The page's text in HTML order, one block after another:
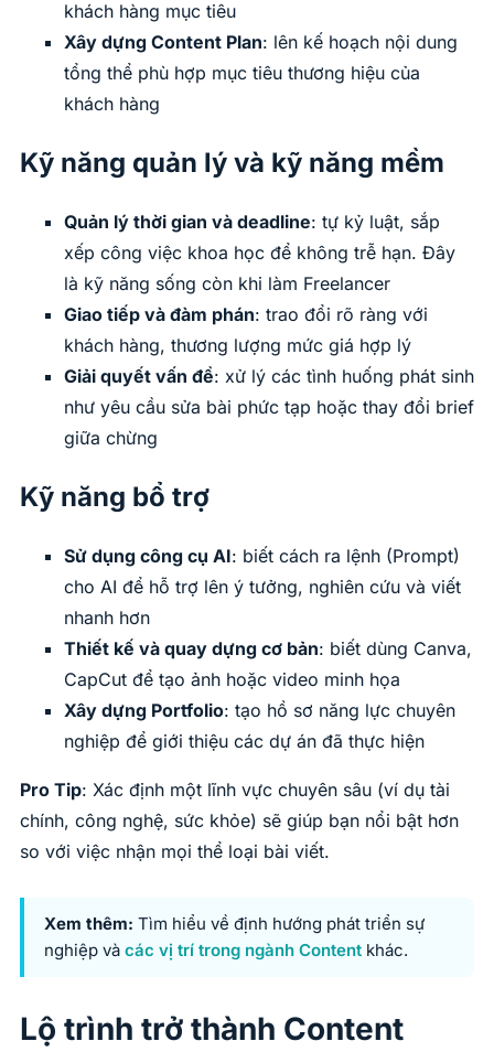
khách hàng mục tiêu
Xây dựng Content Plan: lên kế hoạch nội dung
tổng thể phù hợp mục tiêu thương hiệu của
khách hàng
Kỹ năng quản lý và kỹ năng mềm
Quản lý thời gian và deadline: tự kỷ luật, sắp
xếp công việc khoa học để không trễ hạn. Đây
là kỹ năng sống còn khi làm Freelancer
Giao tiếp và đàm phán: trao đổi rõ ràng với
khách hàng, thương lượng mức giá hợp lý
Giải quyết vấn đề: xử lý các tình huống phát sinh
như yêu cầu sửa bài phức tạp hoặc thay đổi brief
giữa chừng
Kỹ năng bổ trợ
Sử dụng công cụ AI: biết cách ra lệnh (Prompt)
cho AI để hỗ trợ lên ý tưởng, nghiên cứu và viết
nhanh hơn
Thiết kế và quay dựng cơ bản: biết dùng Canva,
CapCut để tạo ảnh hoặc video minh họa
Xây dựng Portfolio: tạo hồ sơ năng lực chuyên
nghiệp để giới thiệu các dự án đã thực hiện
Pro Tip: Xác định một lĩnh vực chuyên sâu (ví dụ tài
chính, công nghệ, sức khỏe) sẽ giúp bạn nổi bật hơn
so với việc nhận mọi thể loại bài viết.
Xem thêm: Tìm hiểu về định hướng phát triển sự
nghiệp và các vị trí trong ngành Content khác.
Lộ trình trở thành Content